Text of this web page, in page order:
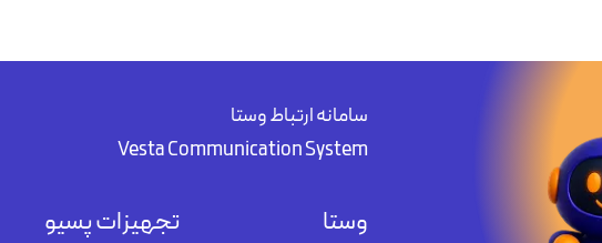
سامانه ارتباط وستا
Vesta Communication System
وستا تجهیزات پسیو